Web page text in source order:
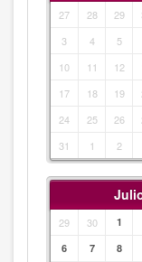
27 28 29
3
4 5
10
11 12
17
18 19
24
25 26
31
1 2
29 30 1
6
7 8